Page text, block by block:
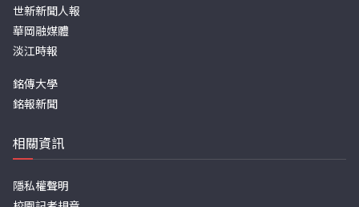
世新新聞人報
華岡融媒體
淡江時報
銘傳大學
銘報新聞
相關資訊
隱私權聲明